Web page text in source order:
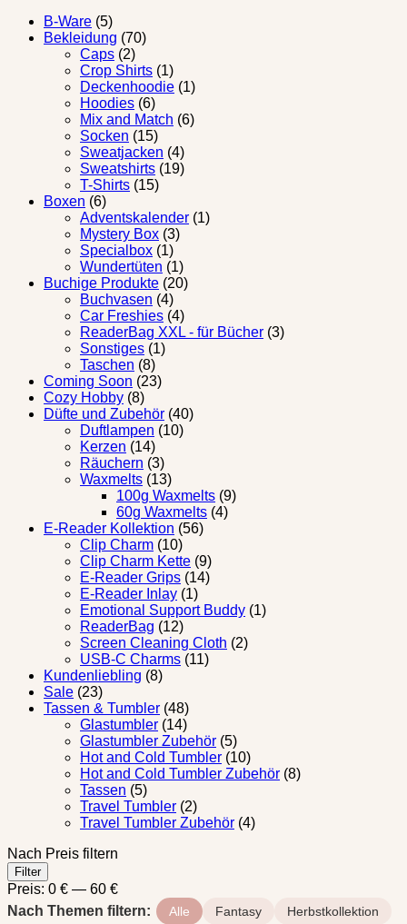
B-Ware (5)
Bekleidung (70)
Caps (2)
Crop Shirts (1)
Deckenhoodie (1)
Hoodies (6)
Mix and Match (6)
Socken (15)
Sweatjacken (4)
Sweatshirts (19)
T-Shirts (15)
Boxen (6)
Adventskalender (1)
Mystery Box (3)
Specialbox (1)
Wundertüten (1)
Buchige Produkte (20)
Buchvasen (4)
Car Freshies (4)
ReaderBag XXL - für Bücher (3)
Sonstiges (1)
Taschen (8)
Coming Soon (23)
Cozy Hobby (8)
Düfte und Zubehör (40)
Duftlampen (10)
Kerzen (14)
Räuchern (3)
Waxmelts (13)
100g Waxmelts (9)
60g Waxmelts (4)
E-Reader Kollektion (56)
Clip Charm (10)
Clip Charm Kette (9)
E-Reader Grips (14)
E-Reader Inlay (1)
Emotional Support Buddy (1)
ReaderBag (12)
Screen Cleaning Cloth (2)
USB-C Charms (11)
Kundenliebling (8)
Sale (23)
Tassen & Tumbler (48)
Glastumbler (14)
Glastumbler Zubehör (5)
Hot and Cold Tumbler (10)
Hot and Cold Tumbler Zubehör (8)
Tassen (5)
Travel Tumbler (2)
Travel Tumbler Zubehör (4)
Nach Preis filtern
Min.
Preis
Max.
Preis
Filter
Preis: 0 € — 60 €
Nach Themen filtern:
Alle Fantasy
Herbstkollektion